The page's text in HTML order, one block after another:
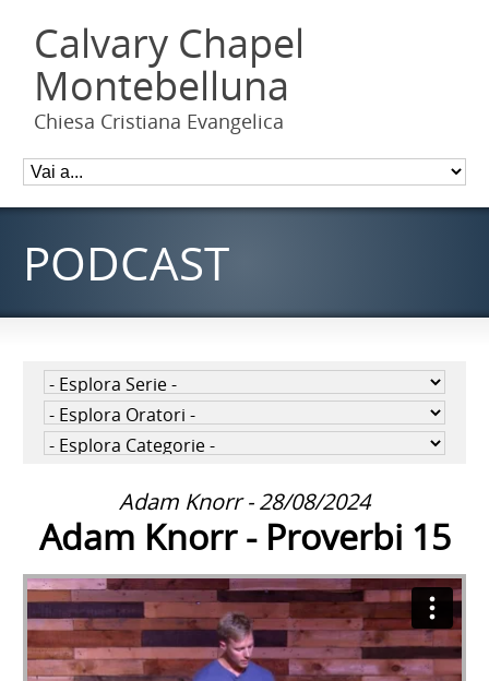
Calvary Chapel
Montebelluna
Chiesa Cristiana Evangelica
PODCAST
Adam Knorr - 28/08/2024
Adam Knorr - Proverbi 15